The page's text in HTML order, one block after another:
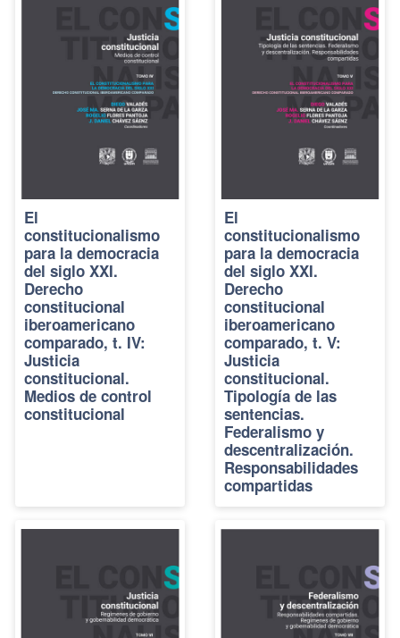
El
constitucionalismo
para la democracia
del siglo XXI.
Derecho
constitucional
iberoamericano
comparado, t. IV:
Justicia
constitucional.
Medios de control
constitucional
El
constitucionalismo
para la democracia
del siglo XXI.
Derecho
constitucional
iberoamericano
comparado, t. V:
Justicia
constitucional.
Tipología de las
sentencias.
Federalismo y
descentralización.
Responsabilidades
compartidas